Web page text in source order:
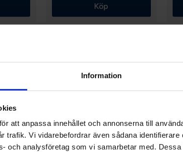
Information
att anpassa innehållet och annonserna till
trafik. Vi vidarebefordrar även sådana identifierare
och analysföretag som vi samarbetar med.
Köp